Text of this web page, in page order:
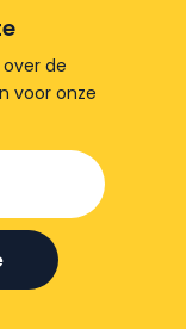
de
voor onze